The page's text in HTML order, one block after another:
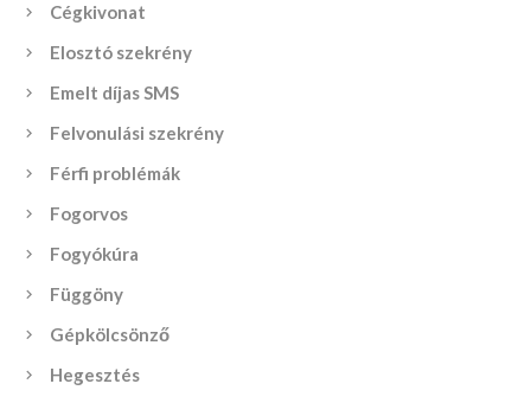
Cégkivonat
Elosztó szekrény
Emelt díjas SMS
Felvonulási szekrény
Férfi problémák
Fogorvos
Fogyókúra
Függöny
Gépkölcsönző
Hegesztés